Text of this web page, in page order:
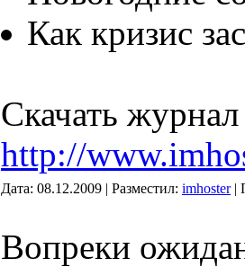
Как кризис
Скачать
http://
Дата: 08.12.2009 | Разместил: imhoster|
Вопреки